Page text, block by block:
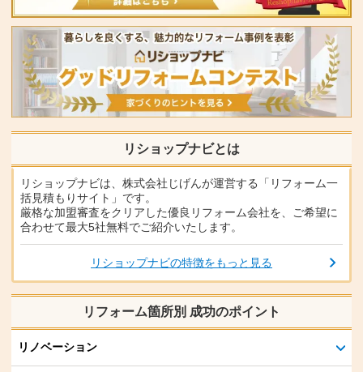
リショップナビとは
リショップナビは、株式会社じげんが運営する「リフォーム一
括見積もりサイト」です。
厳格な加盟審査をクリアした優良リフォーム会社を、ご希望に
合わせて最大5社無料でご紹介いたします。
リショップナビの特徴をもっと見る
リフォーム箇所別 成功のポイント
リノベーション